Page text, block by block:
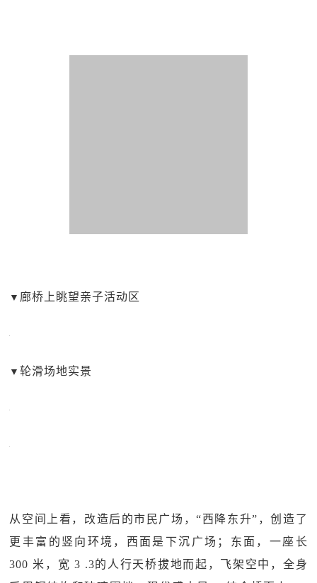
▼ 廊桥上眺望亲子活动区
▼轮滑场地实景
从空间上看，改造后的市民广场，“西降东升”，创造了
更丰富的竖向环境，西面是下沉广场；东面，一座长
300 米，宽 3 .3的人行天桥拔地而起，飞架空中，全身